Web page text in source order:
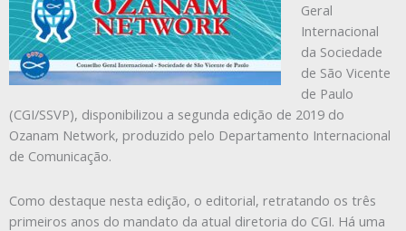
Geral
Internacional
da Sociedade
de São Vicente
de Paulo
(CGI/SSVP), disponibilizou a segunda edição de 2019 do
Ozanam Network, produzido pelo Departamento Internacional
de Comunicação.
Como destaque nesta edição, o editorial, retratando os três
primeiros anos do mandato da atual diretoria do CGI. Há uma